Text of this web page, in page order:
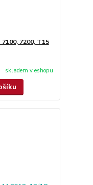
7200, T15
skladem v eshopu